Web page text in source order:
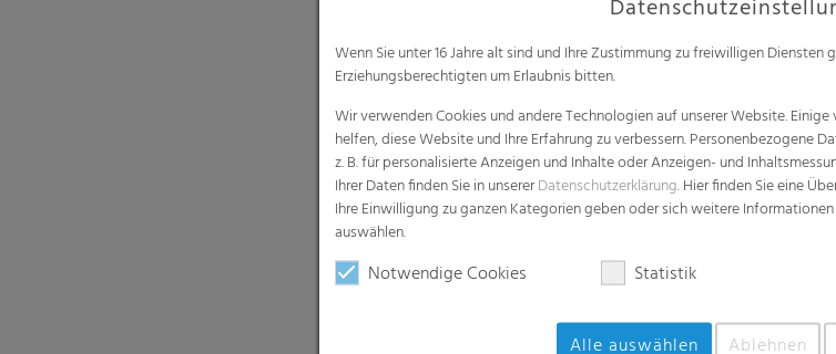
Notwendige Cookies Statistik
Alle auswählen Ablehnen
Details anzeigen